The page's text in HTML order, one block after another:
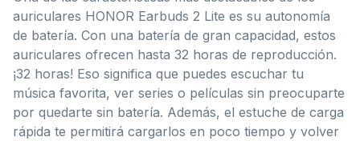
auriculares HONOR Earbuds 2 Lite es su autonomía
de batería. Con una batería de gran capacidad, estos
auriculares ofrecen hasta 32 horas de reproducción.
¡32 horas! Eso significa que puedes escuchar tu
música favorita, ver series o películas sin preocuparte
por quedarte sin batería. Además, el estuche de carga
rápida te permitirá cargarlos en poco tiempo y volver